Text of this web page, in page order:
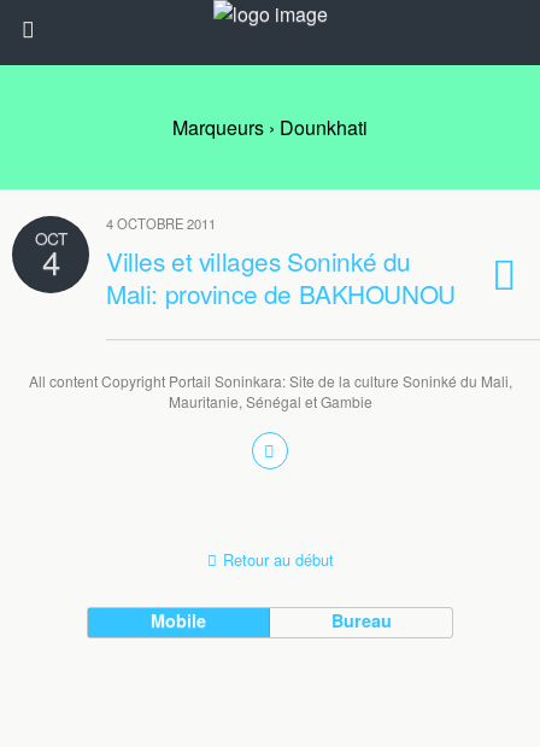
Marqueurs › Dounkhati
OCT
4
4 OCTOBRE 2011
Villes et villages Soninké du
Mali: province de BAKHOUNOU
All content Copyright Portail Soninkara: Site de la culture Soninké du Mali,
Mauritanie, Sénégal et Gambie
Retour au début
Mobile Bureau